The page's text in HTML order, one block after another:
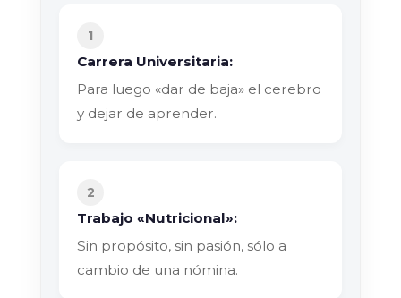
1
Carrera Universitaria:
Para luego «dar de baja» el cerebro
y dejar de aprender.
2
Trabajo «Nutricional»:
Sin propósito, sin pasión, sólo a
cambio de una nómina.